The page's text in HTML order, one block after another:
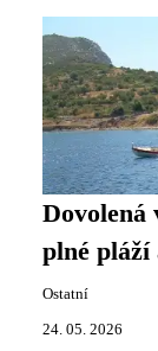
plné pláží
Ostatní
24. 05. 2026